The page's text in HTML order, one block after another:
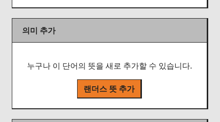
의미 추가
누구나 이 단어의 뜻을 새로 추가할 수 있습니다.
랜더스 뜻 추가